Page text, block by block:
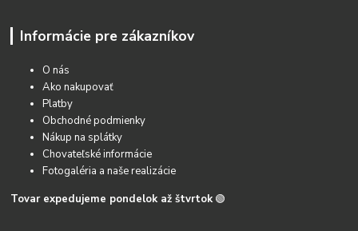
Informácie pre zákazníkov
O nás
Ako nakupovať
Platby
Obchodné podmienky
Nákup na splátky
Chovateľské informácie
Fotogaléria a naše realizácie
Tovar expedujeme pondelok až štvrtok 🟢